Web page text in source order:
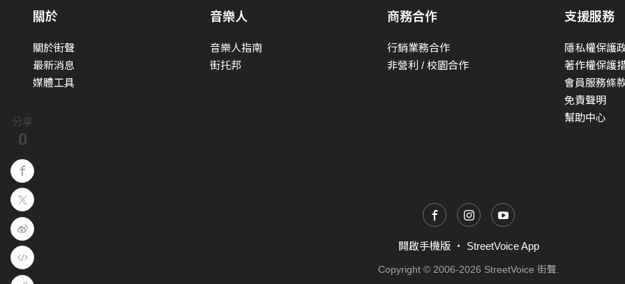
分享
0
關於
關於街聲
最新消息
媒體工具
音樂人
音樂人指南
街托邦
商務合作
行銷業務合作
非營利 / 校園合作
支援服務
隱私權保護
著作權保護
會員服務條
免責聲明
幫助中心
開啟手機版 ・ StreetVoice App
Copyright © 2006-2026 StreetVoice 街聲.